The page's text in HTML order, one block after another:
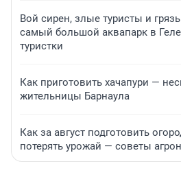
Вой сирен, злые туристы и
самый большой аквапарк в
туристки
Как приготовить хачапури —
жительницы Барнаула
Как за август подготовить
потерять урожай — советы